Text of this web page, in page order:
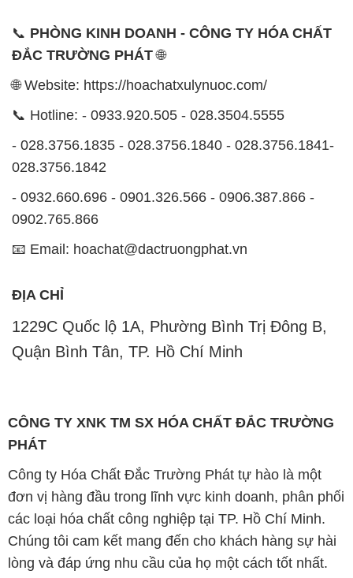
📞 PHÒNG KINH DOANH - CÔNG TY HÓA CHẤT
ĐẮC TRƯỜNG PHÁT🌐
🌐 Website: https://hoachatxulynuoc.com/
📞 Hotline: - 0933.920.505 - 028.3504.5555
- 028.3756.1835 - 028.3756.1840 - 028.3756.1841-
028.3756.1842
- 0932.660.696 - 0901.326.566 - 0906.387.866 -
0902.765.866
📧 Email: hoachat@dactruongphat.vn
ĐỊA CHỈ
1229C Quốc lộ 1A, Phường Bình Trị Đông B,
Quận Bình Tân, TP. Hồ Chí Minh
CÔNG TY XNK TM SX HÓA CHẤT ĐẮC TRƯỜNG
PHÁT
Công ty Hóa Chất Đắc Trường Phát tự hào là một
đơn vị hàng đầu trong lĩnh vực kinh doanh, phân phối
các loại hóa chất công nghiệp tại TP. Hồ Chí Minh.
Chúng tôi cam kết mang đến cho khách hàng sự hài
lòng và đáp ứng nhu cầu của họ một cách tốt nhất.